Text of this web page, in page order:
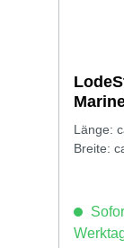
Länge:
Breite: